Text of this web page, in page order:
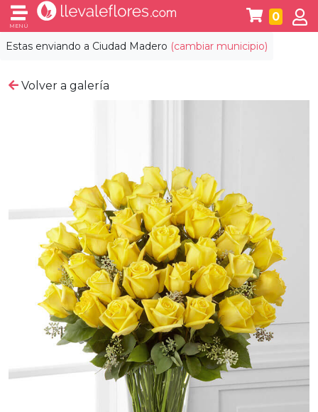
Estas enviando a Ciudad Madero (cambiar municipio)
MENÚ
0
Volver a galería